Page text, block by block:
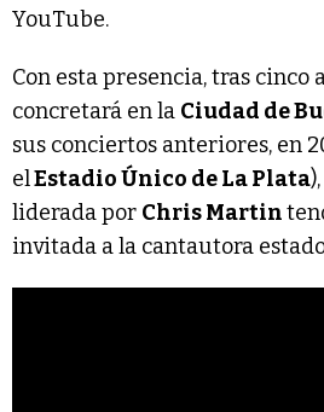
YouTube.
Con esta presencia, tras cinco
concretará en la Ciudad de
sus conciertos anteriores, en
elEstadio Único de La Plata
liderada por Chris Martin
invitada a la cantautora